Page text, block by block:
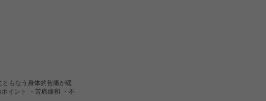
もなう身体的苦痛が緩
イント ・苦痛緩和 ・不